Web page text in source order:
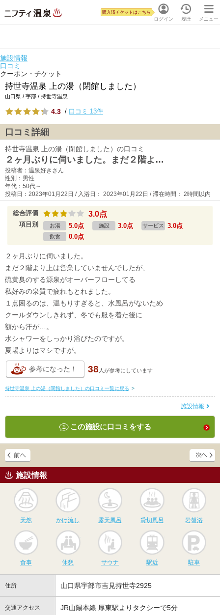
ログイン
購入済チケットはこちら
履歴 メニュー
施設情報
口コミ
クーポン・チケット
持世寺温泉 上の湯（閉館しました）
山口県 / 宇部 / 持世寺温泉
4.3 / 口コミ 13件
口コミ詳細
持世寺温泉 上の湯（閉館しました）の口コミ
２ヶ月ぶりに伺いました。まだ２階よ…
投稿者：温泉好きさん
性別：男性
年代：50代～
投稿日：2023年01月22日 / 入浴日： 2023年01月22日 / 滞在時間： 2時間以内
総合評価 3.0点
項目別 お湯 5.0点 施設 3.0点 サービス 3.0点
飲食 0.0点
２ヶ月ぶりに伺いました。
まだ２階より上は営業していませんでしたが、
硫黄臭のする源泉がオーバーフローしてる
私好みの泉質で疲れもとれました。
１点困るのは、温もりすぎると、水風呂がないため
クールダウンしきれず、冬でも服を着た後に
額から汗が…。
水シャワーをしっかり浴びたのですが。
夏場よりはマシですが。
参考になった！ 38 人が参考にしています
持世寺温泉 上の湯（閉館しました）の口コミ一覧に戻る >
施設情報
この施設に口コミをする
施設情報
天然
かけ流し
かけ流し
露天風呂
露天風呂
貸切風呂
貸切風呂 岩盤浴
食事 休憩
サウナ
サウナ 駅近 駐車
住所 山口県宇部市吉見持世寺2925
交通アクセス
JR山陽本線 厚東駅よりタクシーで5分